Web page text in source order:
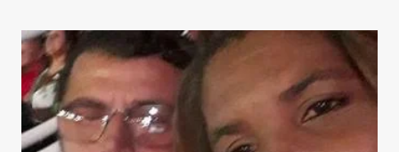
No Recife, mais um drama. O Sport recebe o
Santos, na Ilha do Retiro, e só escapa da degola se
vencer e torcer para que América e Chapecoense
tropecem. O Peixe cumpre tabela.